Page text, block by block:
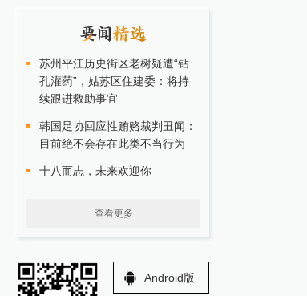
苏州平江历史街区老树疑遭“钻
孔灌药”，姑苏区住建委：将持
续跟进救助事宜
韩国足协回应性贿赂裁判丑闻：
目前绝不会存在此类不当行为
十八而志，未来欢迎你
查看更多
Android版